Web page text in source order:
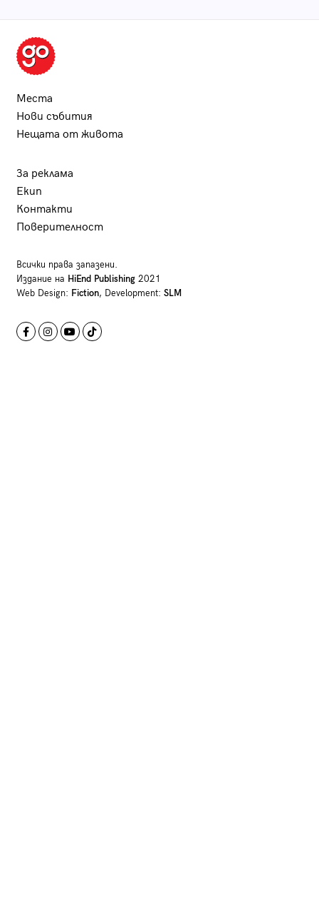
Места
Нови събития
Нещата от живота
За реклама
Екип
Контакти
Поверителност
Всички права запазени.
Издание на HiEnd Publishing2021
Web Design: Fiction, Development: SLM